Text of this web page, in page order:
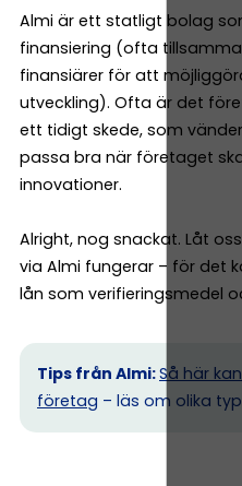
Almi är ett statligt bolag
finansiering (ofta
finansiärer för att
utveckling). Ofta är det
ett tidigt skede, som
passa bra när företaget
innovationer.
Alright, nog snackat. Låt
via Almi fungerar – för det
lån som verifieringsmedel
Tips från Almi:Så här
företag – läs om olika